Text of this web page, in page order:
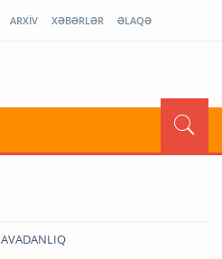
ARXİV XƏBƏRLƏR ƏLAQƏ
AVADANLIQ